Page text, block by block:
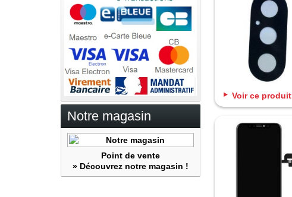
Notre magasin
Point de vente
» Découvrez notre magasin !
Voir ce produit